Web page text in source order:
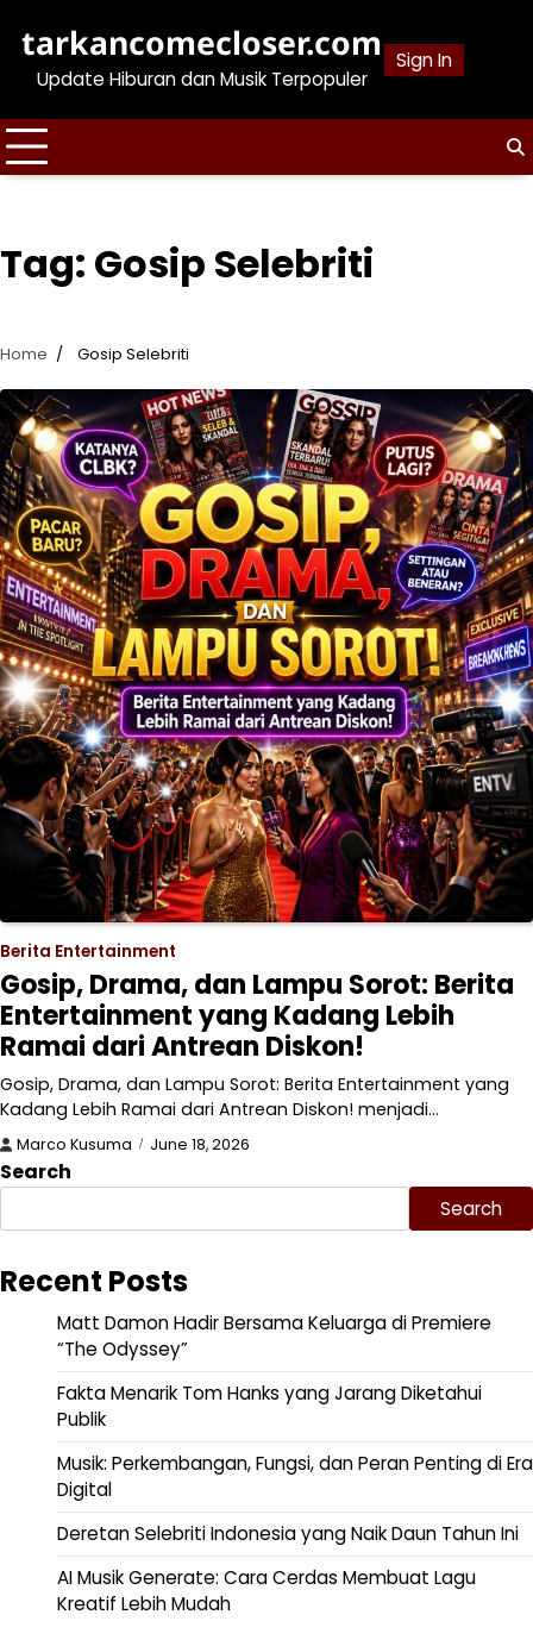
content
tarkancomecloser.com
Update Hiburan dan Musik Terpopuler
Sign In
Tag: Gosip Selebriti
Home Gosip Selebriti
Berita Entertainment
Gosip, Drama, dan Lampu Sorot: Berita
Entertainment yang Kadang Lebih
Ramai dari Antrean Diskon!
Gosip, Drama, dan Lampu Sorot: Berita Entertainment yang
Kadang Lebih Ramai dari Antrean Diskon! menjadi…
Marco Kusuma June 18, 2026
Search
Search
Recent Posts
Matt Damon Hadir Bersama Keluarga di Premiere
“The Odyssey”
Fakta Menarik Tom Hanks yang Jarang Diketahui
Publik
Musik: Perkembangan, Fungsi, dan Peran Penting di Era
Digital
Deretan Selebriti Indonesia yang Naik Daun Tahun Ini
AI Musik Generate: Cara Cerdas Membuat Lagu
Kreatif Lebih Mudah